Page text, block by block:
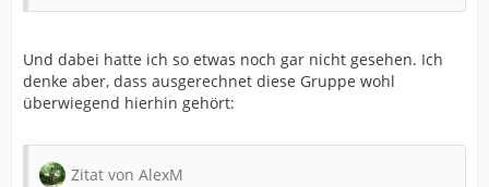
Und dabei hatte ich so etwas noch gar nicht gesehen. Ich
denke aber, dass ausgerechnet diese Gruppe wohl
überwiegend hierhin gehört:
Zitat von AlexM